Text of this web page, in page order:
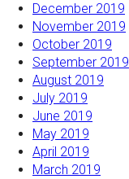
December 2019
November 2019
October 2019
September 2019
August 2019
July 2019
June 2019
May 2019
April 2019
March 2019